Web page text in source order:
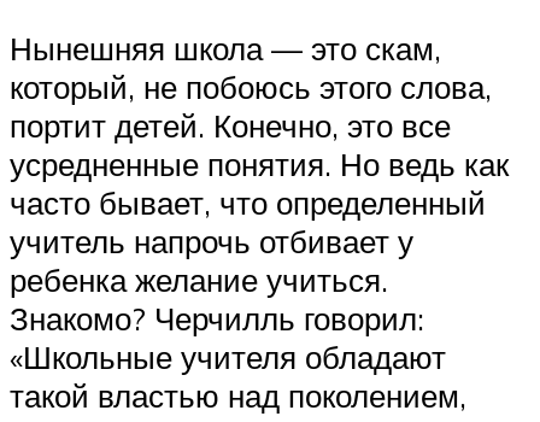
Нынешняя школа — это скам,
который, не побоюсь этого слова,
портит детей. Конечно, это все
усредненные понятия. Но ведь как
часто бывает, что определенный
учитель напрочь отбивает у
ребенка желание учиться.
Знакомо? Черчилль говорил:
«Школьные учителя обладают
такой властью над поколением,